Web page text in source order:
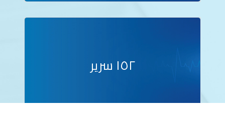
١٥٢ سرير